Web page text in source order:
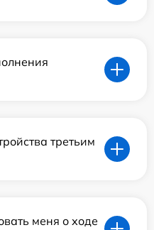
третьим
меня о ходе